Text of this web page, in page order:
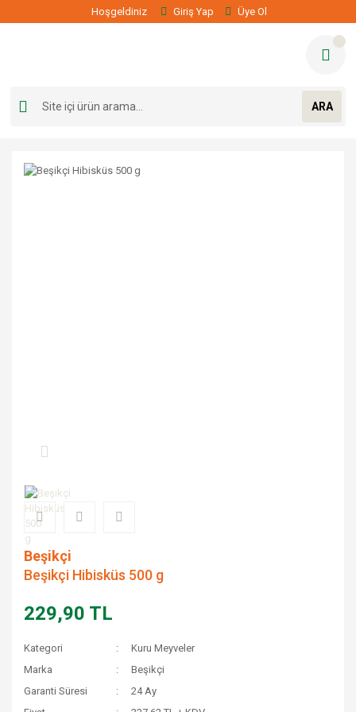
Hoşgeldiniz Giriş Yap Üye Ol
ARA
Beşikçi
Beşikçi Hibisküs 500 g
229,90 TL
Kategori
Kuru Meyveler
Marka
Beşikçi
Garanti Süresi
24 Ay